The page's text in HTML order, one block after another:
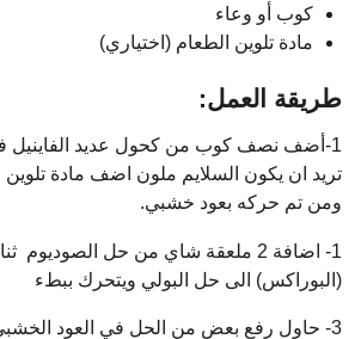
كوب أو وعاء
مادة تلوين الطعام (اختياري)
طريقة العمل:
1-أضف نصف كوب من كحول عديد الفاينيل
تريد ان يكون السلايم ملون اضف مادة تلوين
ومن تم حركه بعود خشبي.
1- اضافة 2 ملعقة شاي من حل الصوديوم
(البوراكس) الى حل البولي ويتحرك ببطء
3- حاول رفع بعض من الحل في العود